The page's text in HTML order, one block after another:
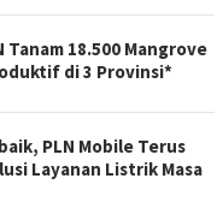
Tanam 18.500 Mangrove
di 3 Provinsi*
PLN Mobile Terus
Layanan Listrik Masa